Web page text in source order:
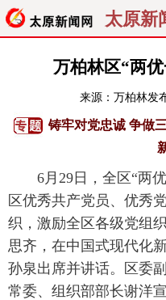
太原新
首页 聚焦
关注
旅游 理财
看天下 晋月读
太原日报 太原晚报
万柏林区“两
来源： 万柏林发
铸牢对党忠诚 争做
6月29日，全区“两优
区优秀共产党员、优秀
织，激励全区各级党组
思齐，在中国式现代化
孙泉出席并讲话。区委
常委、组织部部长谢洋